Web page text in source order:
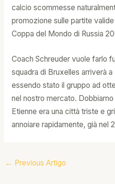
calcio scommesse
promozione sulle partite
Coppa del Mondo di Russia
Coach Schreuder vuole farlo
squadra di Bruxelles arriverà
essendo stato il gruppo ad
nel nostro mercato.
Etienne era una città triste e
annoiare rapidamente, già nel
← Previous Artigo